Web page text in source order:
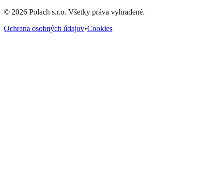
© 2026 Polach s.r.o. Všetky práva vyhradené.
Ochrana osobných údajov•Cookies